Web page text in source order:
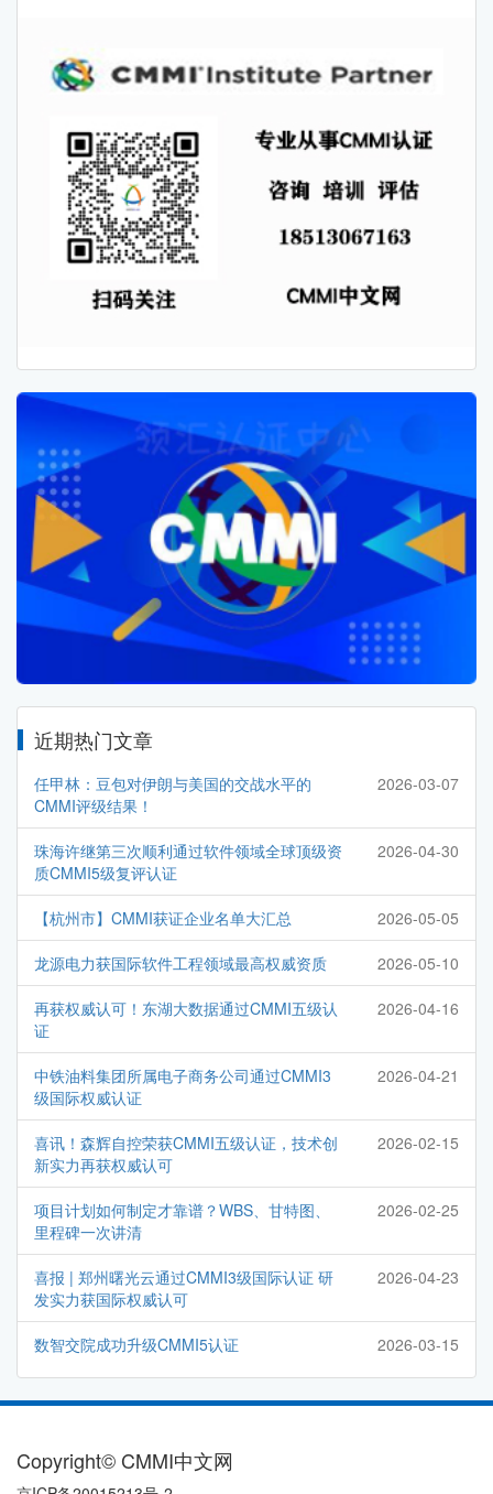
近期热门文章
任甲林：豆包对伊朗与美国的交战水平的
CMMI评级结果！
2026-03-07
珠海许继第三次顺利通过软件领域全球顶级资
质CMMI5级复评认证
2026-04-30
【杭州市】CMMI获证企业名单大汇总 2026-05-05
龙源电力获国际软件工程领域最高权威资质 2026-05-10
再获权威认可！东湖大数据通过CMMI五级认
证
2026-04-16
中铁油料集团所属电子商务公司通过CMMI3
级国际权威认证
2026-04-21
喜讯！森辉自控荣获CMMI五级认证，技术创
新实力再获权威认可
2026-02-15
项目计划如何制定才靠谱？WBS、甘特图、
里程碑一次讲清
2026-02-25
喜报 | 郑州曙光云通过CMMI3级国际认证 研
发实力获国际权威认可
2026-04-23
数智交院成功升级CMMI5认证 2026-03-15
Copyright© CMMI中文网